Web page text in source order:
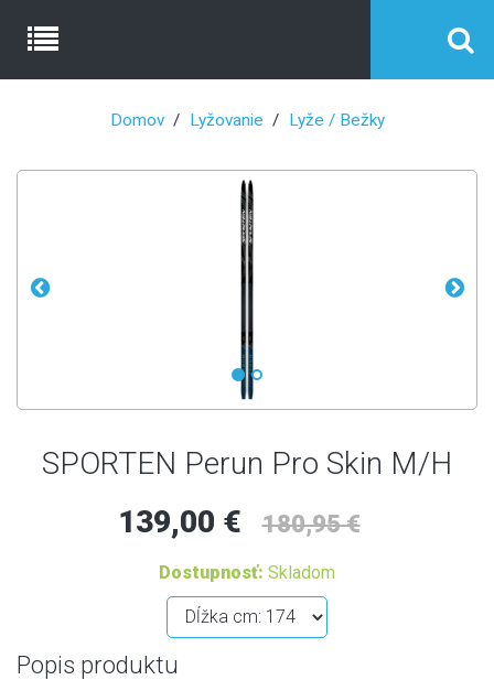
Domov Lyžovanie Lyže / Bežky
SPORTEN Perun Pro Skin M/H
139,00 €
180,95 €
Dostupnosť: Skladom
Popis produktu